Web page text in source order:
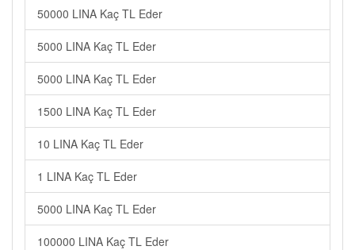
50000 LINA Kaç TL Eder
5000 LINA Kaç TL Eder
5000 LINA Kaç TL Eder
1500 LINA Kaç TL Eder
10 LINA Kaç TL Eder
1 LINA Kaç TL Eder
5000 LINA Kaç TL Eder
100000 LINA Kaç TL Eder